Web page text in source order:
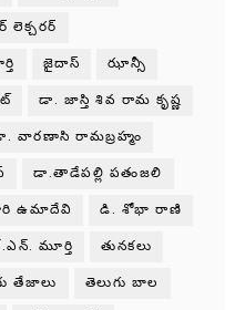
లెక్చరర్
జైదాస్ ఝాన్సీ
డా. జాస్తి శివ రామ కృష్ణ
వారణాసి రామబ్రహ్మం
డా.తాడేపల్లి పతంజలి
ఉమాదేవి డి. శోభా రాణి
మూర్తి తునకలు
తేజాలు తెలుగు బాల